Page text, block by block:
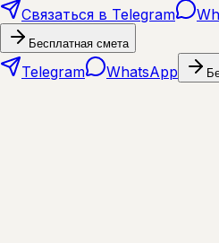
Связаться в Telegram
Бесплатная смета
Telegram WhatsApp